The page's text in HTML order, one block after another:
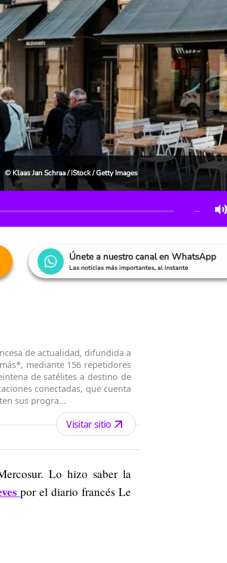
© Klaas Jan Schraa / iStock / Getty Images
…
Únete a nuestro canal en WhatsApp
Las noticias más importantes, al instante
de actualidad, difundida a
mediante 156 repetidores
de satélites a destino de
conectadas, que cuenta
sus progra...
Visitar sitio
Lo hizo saber la
por el diario francés Le